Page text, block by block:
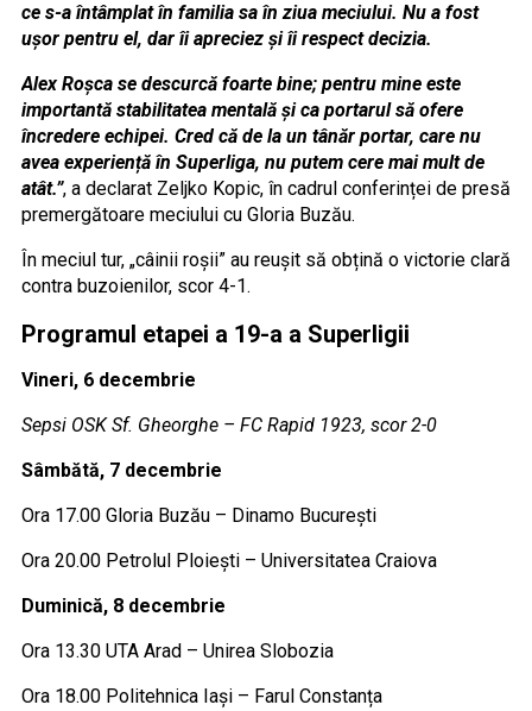
ce s-a întâmplat în familia sa în ziua meciului. Nu a fost
ușor pentru el, dar îi apreciez și îi respect decizia.
Alex Roșca se descurcă foarte bine; pentru mine este
importantă stabilitatea mentală și ca portarul să ofere
încredere echipei. Cred că de la un tânăr portar, care nu
avea experiență în Superliga, nu putem cere mai mult de
atât.”, a declarat Zeljko Kopic, în cadrul conferinței de presă
premergătoare meciului cu Gloria Buzău.
În meciul tur, „câinii roșii” au reușit să obțină o victorie clară
contra buzoienilor, scor 4-1.
Programul etapei a 19-a a Superligii
Vineri, 6 decembrie
Sepsi OSK Sf. Gheorghe – FC Rapid 1923, scor 2-0
Sâmbătă, 7 decembrie
Ora 17.00 Gloria Buzău – Dinamo București
Ora 20.00 Petrolul Ploiești – Universitatea Craiova
Duminică, 8 decembrie
Ora 13.30 UTA Arad – Unirea Slobozia
Ora 18.00 Politehnica Iași – Farul Constanța